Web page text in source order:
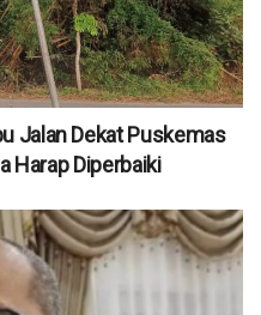
Jalan Dekat Puskemas
Harap Diperbaiki